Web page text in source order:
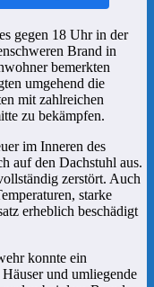
gegen 18 Uhr in der
Brand in
bemerkten
umgehend die
mit zahlreichen
zu bekämpfen.
im Inneren des
auf den Dachstuhl aus.
zerstört. Auch
starke
erheblich beschädigt
konnte ein
und umliegende